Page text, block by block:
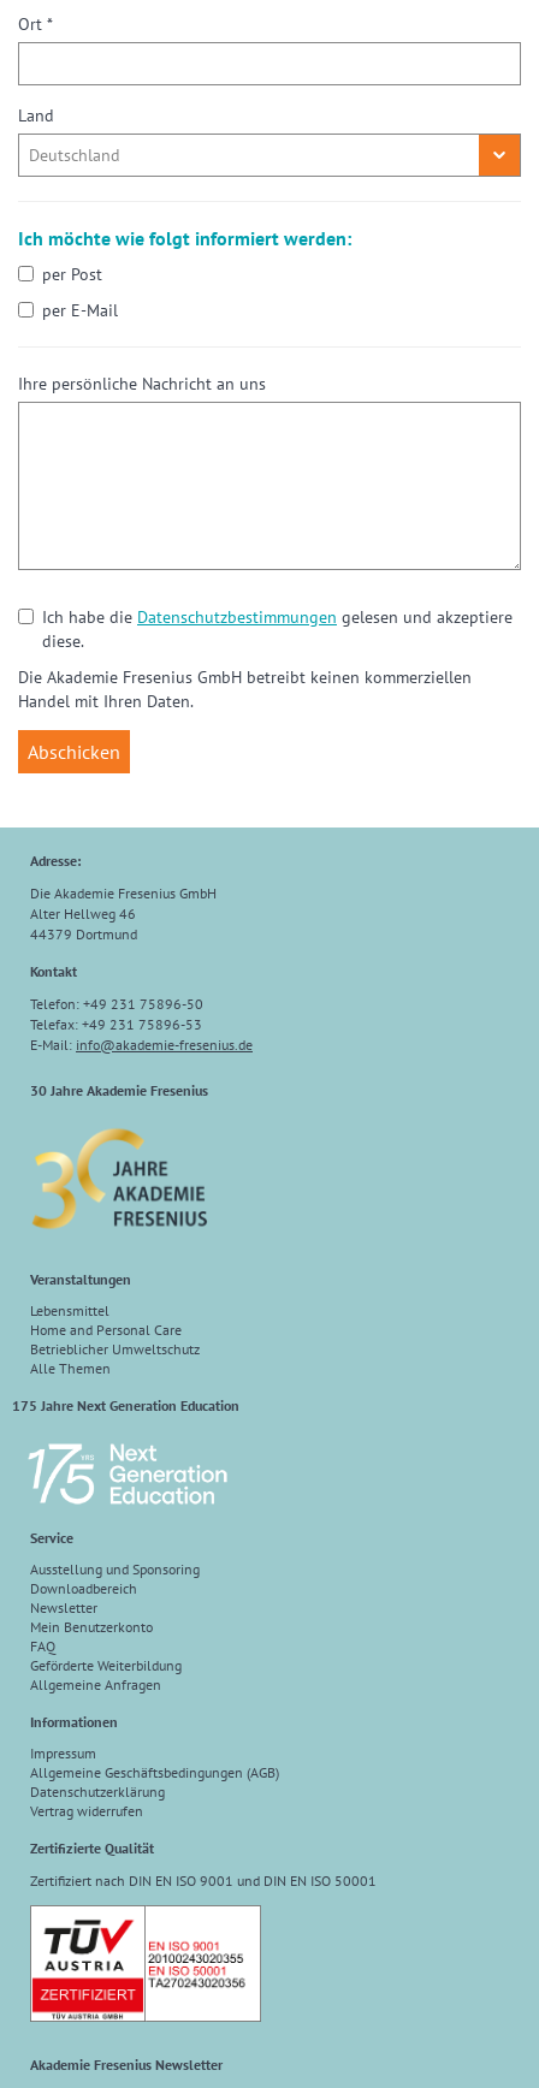
Ort *
Land
Ich möchte wie folgt informiert werden:
per Post
per E-Mail
Ihre persönliche Nachricht an uns
Ich habe die Datenschutzbestimmungen gelesen und akzeptiere
diese.
Die Akademie Fresenius GmbH betreibt keinen kommerziellen
Handel mit Ihren Daten.
Adresse:
Die Akademie Fresenius GmbH
Alter Hellweg 46
44379 Dortmund
Kontakt
Telefon: +49 231 75896-50
Telefax: +49 231 75896-53
E-Mail: info@akademie-fresenius.de
30 Jahre Akademie Fresenius
Veranstaltungen
Lebensmittel
Home and Personal Care
Betrieblicher Umweltschutz
Alle Themen
175 Jahre Next Generation Education
Service
Ausstellung und Sponsoring
Downloadbereich
Newsletter
Mein Benutzerkonto
FAQ
Geförderte Weiterbildung
Allgemeine Anfragen
Informationen
Impressum
Allgemeine Geschäftsbedingungen (AGB)
Datenschutzerklärung
Vertrag widerrufen
Zertifizierte Qualität
Zertifiziert nach DIN EN ISO 9001 und DIN EN ISO 50001
Akademie Fresenius Newsletter